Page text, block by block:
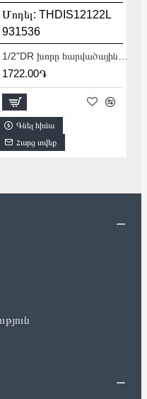
Մոդել: THDIS12122L
931536
1722.00֏
Գնել հիմա
Հարց տվեք